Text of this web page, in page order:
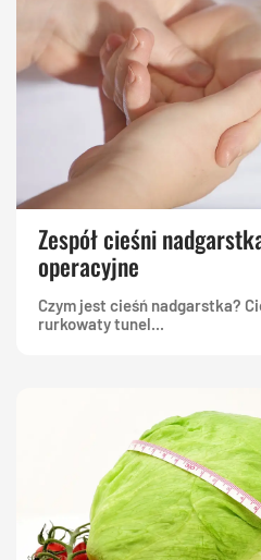
Zespół cieśni
operacyjne
Czym jest cieśń nadgarstka?
rurkowaty tunel...